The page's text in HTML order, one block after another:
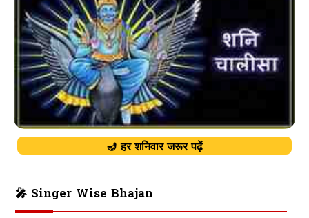
🪔 हर शनिवार जरूर पढ़ें
🎤 Singer Wise Bhajan